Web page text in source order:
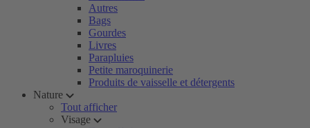
Autres
Bags
Gourdes
Livres
Parapluies
Petite maroquinerie
Produits de vaisselle et détergents
Nature
Tout afficher
Visage